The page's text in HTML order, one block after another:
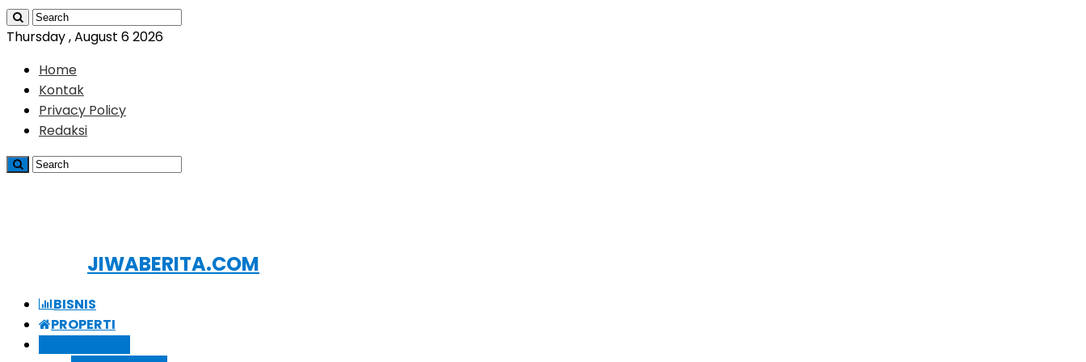
Thursday , August 6 2026
Home
Kontak
Privacy Policy
Redaksi
JIWABERITA.COM
BISNIS
PROPERTI